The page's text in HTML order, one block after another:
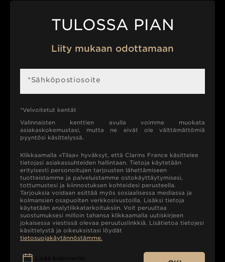
TULOSSA PIAN
Liity mukaan odottamaan
*Sähköpostiosoite
*Velvoitetut kentät
Valinnaisten kenttien avulla voimme muokata
asiakaskokemustasi, mutta ne eivät ole välttämättömiä
pyyntösi käsittelyssä.
Klikkaamalla «Tilaa» hyväksyt, että Clarins France käsittelee
tietojasi asiakassuhteiden hallintaan. Tietoja käytetään
erityisesti personoitujen tarjousten lähettämiseen
tuotteistamme ja palveluistamme ostokäyttäytymisesi,
tottumustesi ja kiinnostuksen kohteidesi perusteella.
Tarjouksia voidaan esittää myös sosiaalisessa mediassa ja
kolmansien osapuolten verkkosivustoilla. Lisäksi tietoja
käytetään analytiikkatarkoituksiin. Voit peruuttaa
suostumuksesi milloin tahansa klikkaamalla uutiskirjeen
jokaisessa viestissä olevaa peruutuslinkkiä. Lisätietoa tietojesi
käsittelystä ja oikeuksistasi löydät
tietosuojakäytännöstämme.
Lisää kalenteriin